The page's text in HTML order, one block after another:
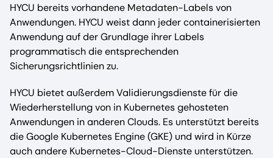
HYCU bereits vorhandene Metadaten-Labels von
Anwendungen. HYCU weist dann jeder containerisierten
Anwendung auf der Grundlage ihrer Labels
programmatisch die entsprechenden
Sicherungsrichtlinien zu.
HYCU bietet außerdem Validierungsdienste für die
Wiederherstellung von in Kubernetes gehosteten
Anwendungen in anderen Clouds. Es unterstützt bereits
die Google Kubernetes Engine (GKE) und wird in Kürze
auch andere Kubernetes-Cloud-Dienste unterstützen.